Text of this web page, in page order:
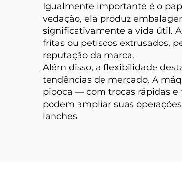
Igualmente importante é o
vedação, ela produz
significativamente a vida útil.
fritas ou petiscos extrusados,
reputação da marca.
Além disso, a flexibilidade
tendências de mercado. A
pipoca — com trocas rápidas e
podem ampliar suas
lanches.